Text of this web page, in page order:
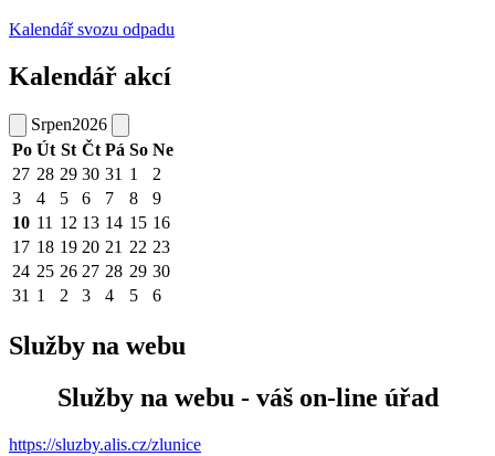
Kalendář svozu odpadu
Kalendář akcí
Srpen2026
Po Út St Čt Pá So Ne
27 28 29 30 31 1
2
3
4 5 6 7 8
9
10 11 12 13 14 15 16
17 18 19 20 21 22 23
24 25 26 27 28 29 30
31 1 2 3 4 5 6
Služby na webu
Služby na webu - váš on-line úřad
https://sluzby.alis.cz/zlunice